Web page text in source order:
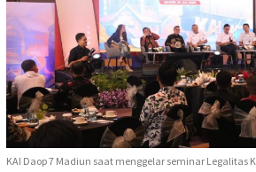
KAI Daop 7 Madiun saat menggelar seminar Legalitas